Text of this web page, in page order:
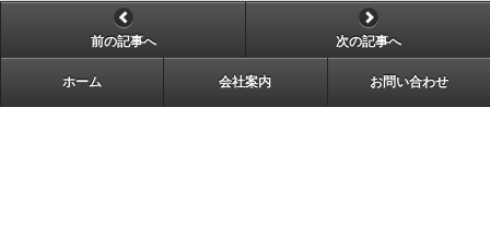
前の記事へ 次の記事へ
ホーム 会社案内 お問い合わせ